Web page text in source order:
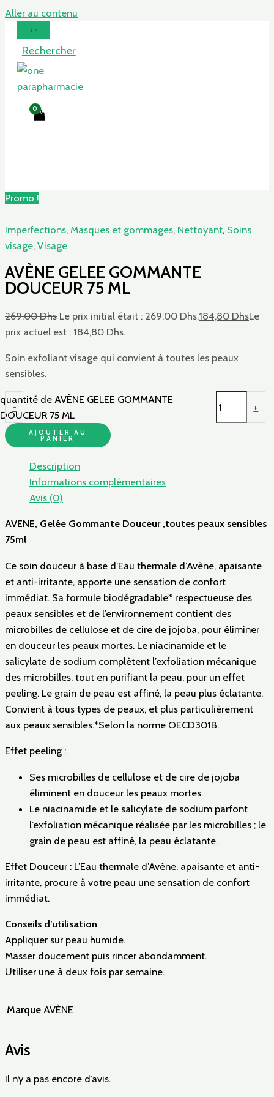
Aller au contenu
Rechercher
Promo !
Imperfections, Masques et gommages, Nettoyant, Soins
visage, Visage
AVÈNE GELEE GOMMANTE
DOUCEUR 75 ML
269,00Dhs Le prix initial était : 269,00 Dhs.184,80 DhsLe
prix actuel est : 184,80 Dhs.
Soin exfoliant visage qui convient à toutes les peaux
sensibles.
-
quantité de AVÈNE GELEE GOMMANTE
DOUCEUR 75 ML
+
AJOUTER AU
PANIER
Description
Informations complémentaires
Avis (0)
AVENE, Gelée Gommante Douceur ,toutes peaux sensibles
75ml
Ce soin douceur à base d’Eau thermale d’Avène, apaisante
et anti-irritante, apporte une sensation de confort
immédiat. Sa formule biodégradable* respectueuse des
peaux sensibles et de l’environnement contient des
microbilles de cellulose et de cire de jojoba, pour éliminer
en douceur les peaux mortes. Le niacinamide et le
salicylate de sodium complètent l’exfoliation mécanique
des microbilles, tout en purifiant la peau, pour un effet
peeling. Le grain de peau est affiné, la peau plus éclatante.
Convient à tous types de peaux, et plus particulièrement
aux peaux sensibles.*Selon la norme OECD301B.
Effet peeling :
Ses microbilles de cellulose et de cire de jojoba
éliminent en douceur les peaux mortes.
Le niacinamide et le salicylate de sodium parfont
l’exfoliation mécanique réalisée par les microbilles ; le
grain de peau est affiné, la peau éclatante.
Effet Douceur : L’Eau thermale d’Avène, apaisante et anti-
irritante, procure à votre peau une sensation de confort
immédiat.
Conseils d’utilisation
Appliquer sur peau humide.
Masser doucement puis rincer abondamment.
Utiliser une à deux fois par semaine.
Marque AVÈNE
Avis
Il n’y a pas encore d’avis.